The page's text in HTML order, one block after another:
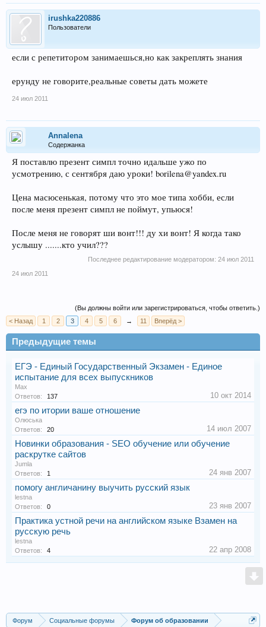
irushka220886
Пользователи
если с репетитором занимаешься,но как закреплять знания
ерунду не говорите,реальные советы дать можете
24 июл 2011
Annalena
Содержанка
Я поставлю презент симпл точно идальше ужо по
усмотрению, с сентября даю уроки! borilena@yandex.ru
Цена масюсенькая, потому что это мое типа хобби, если
после меня презент симпл не поймут, упьюся!
После меня не говорят ши вонт!!! ду хи вонт! Я когда тако
услышу .......кто учил???
Последнее редактирование модератором: 24 июл 2011
24 июл 2011
(Вы должны войти или зарегистрироваться, чтобы ответить.)
< Назад
1 2 3 4 5 6 → 11 Вперёд >
Предыдущие темы
ЕГЭ - Единый Государственный Экзамен - Единое
испытание для всех выпускников
Max
Ответов:
137 10 окт 2014
егэ по итории ваше отношение
Олюська
Ответов:
20 14 июл 2007
Новинки образования - SEO обучение или обучение
раскрутке сайтов
Jumla
Ответов:
1 24 янв 2007
помогу англичанину выучить русский язык
lestna
Ответов:
0 23 янв 2007
Практика устной речи на английском языке Взамен на
русскую речь
lestna
Ответов:
4 22 апр 2008
Форум Социальные форумы Форум об образовании